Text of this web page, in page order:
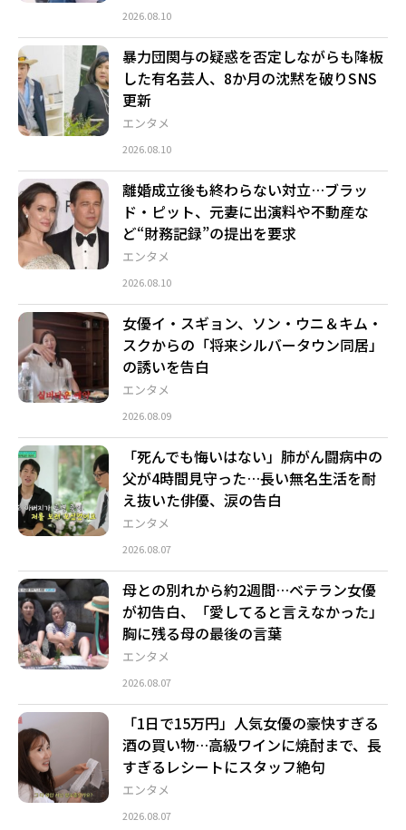
2026.08.10
エンタメ
暴力団関与の疑惑を否定しながらも降板
した有名芸人、8か月の沈黙を破りSNS
更新
2026.08.10
エンタメ
離婚成立後も終わらない対立…ブラッ
ド・ピット、元妻に出演料や不動産な
ど“財務記録”の提出を要求
2026.08.10
エンタメ
女優イ・スギョン、ソン・ウニ＆キム・
スクからの「将来シルバータウン同居」
の誘いを告白
2026.08.09
エンタメ
「死んでも悔いはない」肺がん闘病中の
父が4時間見守った…長い無名生活を耐
え抜いた俳優、涙の告白
2026.08.07
エンタメ
母との別れから約2週間…ベテラン女優
が初告白、「愛してると言えなかった」
胸に残る母の最後の言葉
2026.08.07
エンタメ
「1日で15万円」人気女優の豪快すぎる
酒の買い物…高級ワインに焼酎まで、長
すぎるレシートにスタッフ絶句
2026.08.07